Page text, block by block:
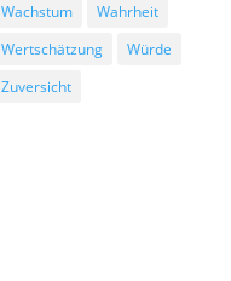
Wachstum
Wahrheit
Wertschätzung
Würde
Zuversicht